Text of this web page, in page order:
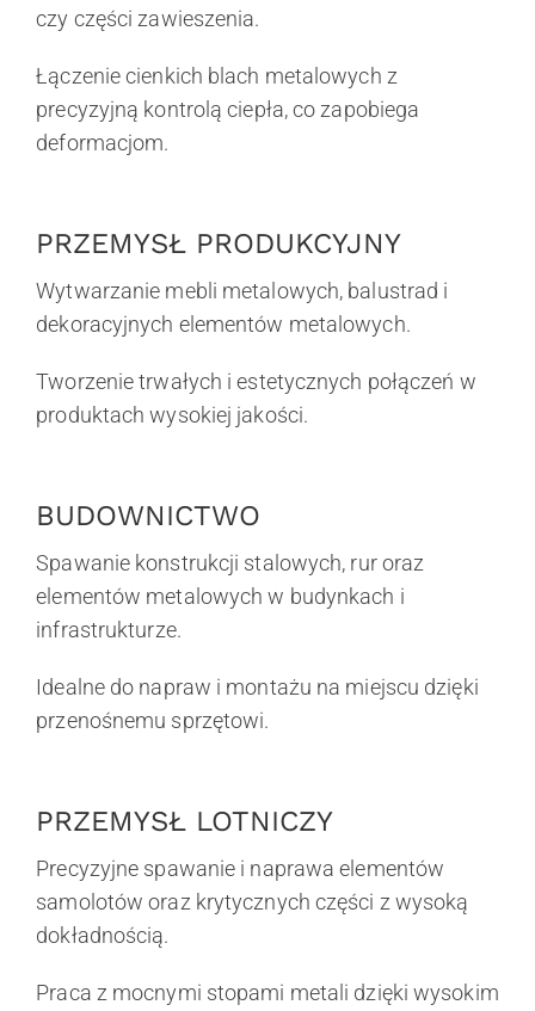
czy części zawieszenia.
Łączenie cienkich blach metalowych z
precyzyjną kontrolą ciepła, co zapobiega
deformacjom.
PRZEMYSŁ PRODUKCYJNY
Wytwarzanie mebli metalowych, balustrad i
dekoracyjnych elementów metalowych.
Tworzenie trwałych i estetycznych połączeń w
produktach wysokiej jakości.
BUDOWNICTWO
Spawanie konstrukcji stalowych, rur oraz
elementów metalowych w budynkach i
infrastrukturze.
Idealne do napraw i montażu na miejscu dzięki
przenośnemu sprzętowi.
PRZEMYSŁ LOTNICZY
Precyzyjne spawanie i naprawa elementów
samolotów oraz krytycznych części z wysoką
dokładnością.
Praca z mocnymi stopami metali dzięki wysokim